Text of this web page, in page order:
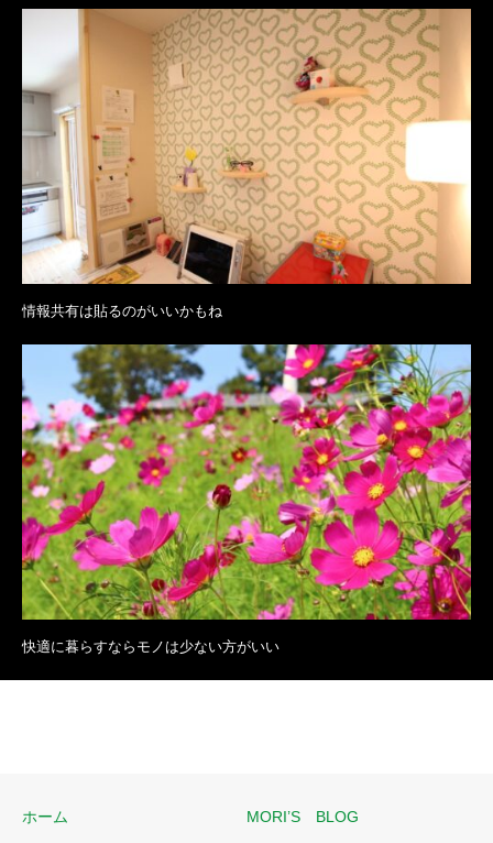
情報共有は貼るのがいいかもね
快適に暮らすならモノは少ない方がいい
ホーム MORI’S BLOG